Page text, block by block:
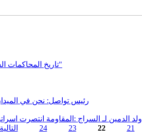
تاريخ المحاكمات السياسية في موريتانيا في بودكاست "تجربة"
رئيس تواصل: نحن في
ولد الدمين لـ السراج :المقاومة انتصرت
21
22
23
24